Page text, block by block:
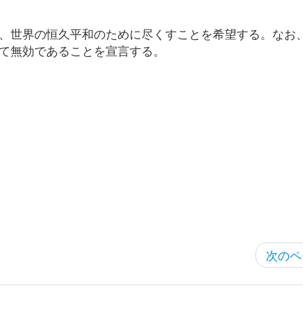
世界の恒久平和のために尽くすことを希望する。なお
効であることを宣言する。
次の